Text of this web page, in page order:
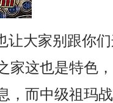
大家别跟你
家这也是特色
，而中级祖玛